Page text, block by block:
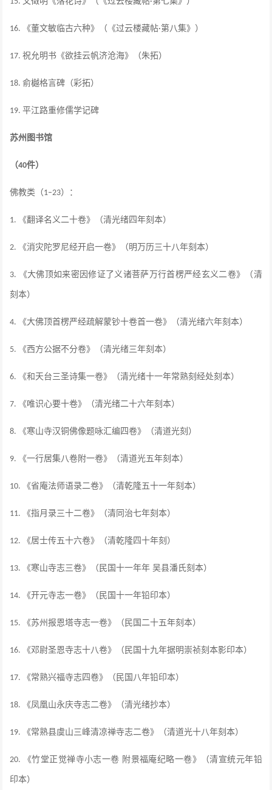
16. 《董文敏临古六种》（《过云楼藏帖·第八集》）
17.祝允明书《欲挂云帆济沧海》（朱拓）
18.俞樾格言碑（彩拓）
19.平江路重修儒学记碑
苏州图书馆
（40件）
佛教类（1–23）：
1. 《翻译名义二十卷》（清光绪四年刻本）
2. 《消灾陀罗尼经开启一卷》（明万历三十八年刻本）
3. 《大佛顶如来密因修证了义诸菩萨万行首楞严经玄义二卷》（清
刻本）
4. 《大佛顶首楞严经疏解蒙钞十卷首一卷》（清光绪六年刻本）
5. 《西方公据不分卷》（清光绪三年刻本）
6. 《和天台三圣诗集一卷》（清光绪十一年常熟刻经处刻本）
7. 《唯识心要十卷》（清光绪二十六年刻本）
8. 《寒山寺汉铜佛像题咏汇编四卷》（清道光刻）
9. 《一行居集八卷附一卷》（清道光五年刻本）
10. 《省庵法师语录二卷》（清乾隆五十一年刻本）
11. 《指月录三十二卷》（清同治七年刻本）
12. 《居士传五十六卷》（清乾隆四十年刻）
13. 《寒山寺志三卷》（民国十一年年 吴县潘氏刻本）
14. 《开元寺志一卷》（民国十一年铅印本）
15. 《苏州报恩塔寺志一卷》（民国二十五年刻本）
16. 《邓尉圣恩寺志十八卷》（民国十九年据明崇祯刻本影印本）
17. 《常熟兴福寺志四卷》（民国八年铅印本）
18. 《凤凰山永庆寺志二卷》（清光绪抄本）
19. 《常熟县虞山三峰清凉禅寺志二卷》（清道光十八年刻本）
20. 《竹堂正觉禅寺小志一卷 附景福庵纪略一卷》（清宣统元年铅
印本）